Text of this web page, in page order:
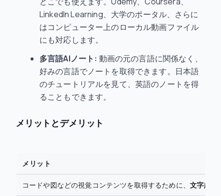
LinkedIn Learning、大学のポータル、さらに
はコンピューター上のローカル動画ファイル
にも対応します。
多言語AIノート: 動画の元の言語に関係なく、
好みの言語でノートを取得できます。日本語
のチュートリアルを見て、英語のノートを得
ることもできます。
メリットとデメリット
メリット
コードや図などの視覚コンテンツを取得するために、 文字起こ